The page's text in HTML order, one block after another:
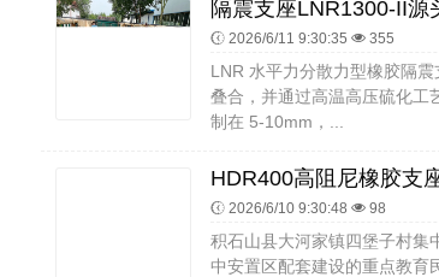
2026/6/11 9:30:35 355
LNR 水平力分散力型橡胶隔
叠合，并通过高温高压硫化工
制在 5-10mm，...
2026/6/10 9:30:48 98
积石山县大河家镇四堡子村集
中安置区配套建设的重点教育